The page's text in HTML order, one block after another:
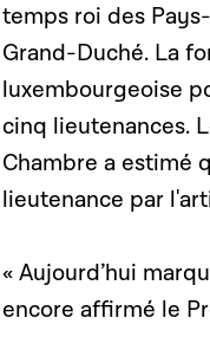
temps roi des
Grand-Duché. La
luxembourgeoise
cinq lieutenances.
Chambre a estimé
lieutenance par
« Aujourd’hui
encore affirmé le